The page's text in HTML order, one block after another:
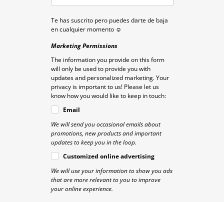
Te has suscrito pero puedes darte de baja
en cualquier momento ☺
Marketing Permissions
The information you provide on this form
will only be used to provide you with
updates and personalized marketing. Your
privacy is important to us! Please let us
know how you would like to keep in touch:
Email
We will send you occasional emails about
promotions, new products and important
updates to keep you in the loop.
Customized online advertising
We will use your information to show you ads
that are more relevant to you to improve
your online experience.